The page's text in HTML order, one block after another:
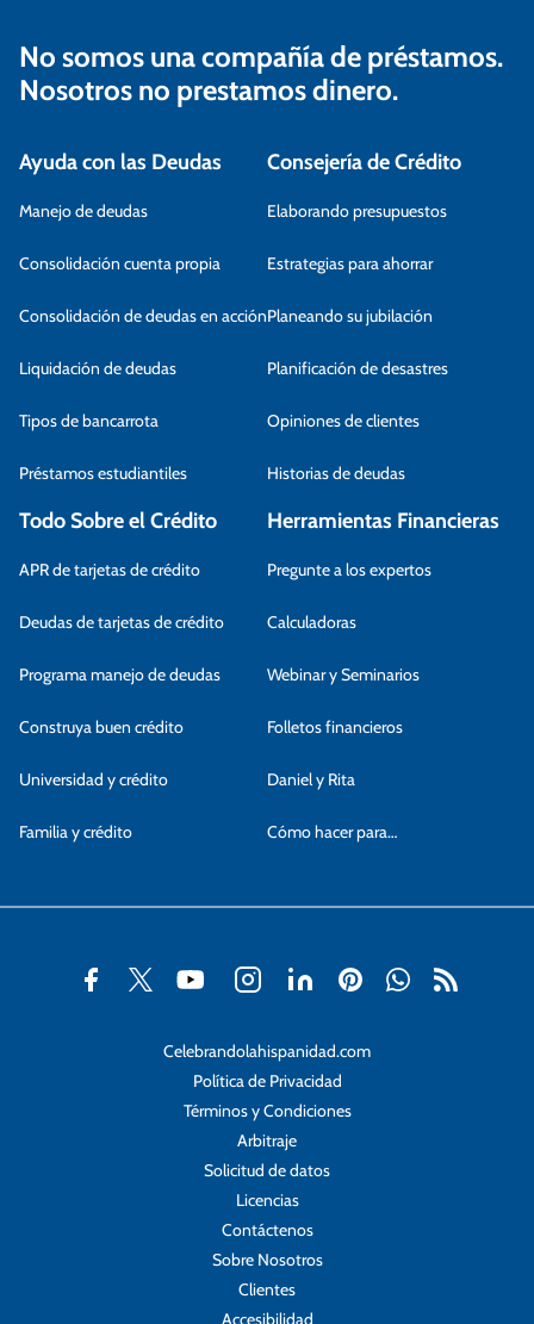
No somos una compañía de préstamos.
Nosotros no prestamos dinero.
Ayuda con las Deudas
Manejo de deudas
Consolidación cuenta propia
Consolidación de deudas en acción
Liquidación de deudas
Tipos de bancarrota
Préstamos estudiantiles
Consejería de Crédito
Elaborando presupuestos
Estrategias para ahorrar
Planeando su jubilación
Planificación de desastres
Opiniones de clientes
Historias de deudas
Todo Sobre el Crédito
APR de tarjetas de crédito
Deudas de tarjetas de crédito
Programa manejo de deudas
Construya buen crédito
Universidad y crédito
Familia y crédito
Herramientas Financieras
Pregunte a los expertos
Calculadoras
Webinar y Seminarios
Folletos financieros
Daniel y Rita
Cómo hacer para…
Celebrandolahispanidad.com
Política de Privacidad
Términos y Condiciones
Arbitraje
Solicitud de datos
Licencias
Contáctenos
Sobre Nosotros
Clientes
Accesibilidad